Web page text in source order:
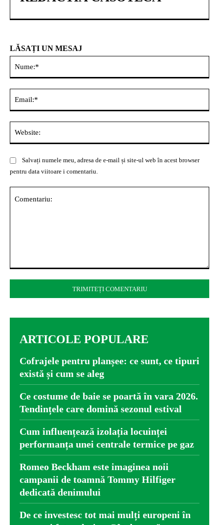
LĂSAȚI UN MESAJ
Salvați numele meu, adresa de e-mail și site-ul web în acest browser
pentru data viitoare i comentariu.
ARTICOLE POPULARE
Cofrajele pentru planșee: ce sunt, ce tipuri
există și cum se aleg
Ce costume de baie se poartă în vara 2026.
Tendințele care domină sezonul estival
Cum influențează izolația locuinței
performanța unei centrale termice pe gaz
Romeo Beckham este imaginea noii
campanii de toamnă Tommy Hilfiger
dedicată denimului
De ce investesc tot mai mulți europeni în